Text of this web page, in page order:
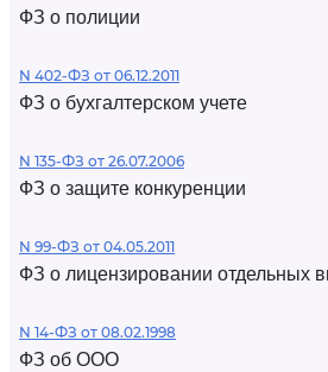
ФЗ о полиции
N 402-ФЗ от 06.12.2011
ФЗ о бухгалтерском учете
N 135-ФЗ от 26.07.2006
ФЗ о защите конкуренции
N 99-ФЗ от 04.05.2011
ФЗ о лицензировании отдельных
N 14-ФЗ от 08.02.1998
ФЗ об ООО